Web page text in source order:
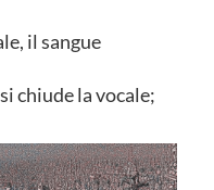
il sangue
chiude la vocale;